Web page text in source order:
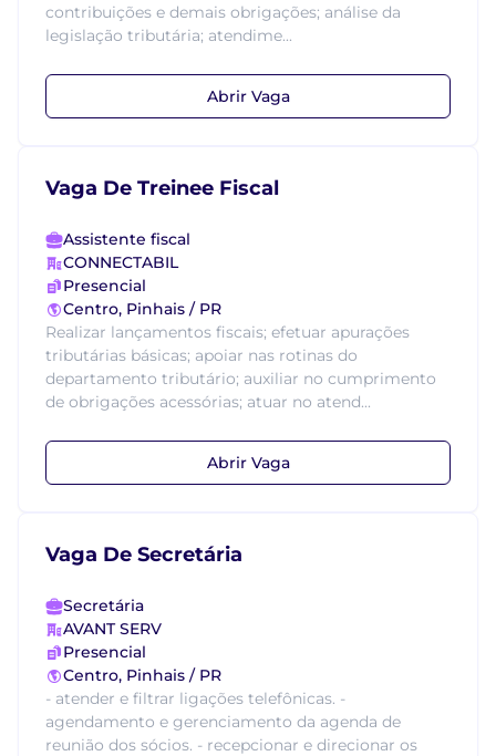
contribuições e demais obrigações; análise da
legislação tributária; atendime...
Abrir Vaga
Vaga De Treinee Fiscal
Assistente fiscal
CONNECTABIL
Presencial
Centro, Pinhais / PR
Realizar lançamentos fiscais; efetuar apurações
tributárias básicas; apoiar nas rotinas do
departamento tributário; auxiliar no cumprimento
de obrigações acessórias; atuar no atend...
Abrir Vaga
Vaga De Secretária
Secretária
AVANT SERV
Presencial
Centro, Pinhais / PR
- atender e filtrar ligações telefônicas. -
agendamento e gerenciamento da agenda de
reunião dos sócios. - recepcionar e direcionar os